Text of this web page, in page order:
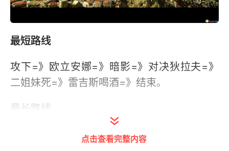
最短路线
攻下=》欧立安娜=》暗影=》对决狄拉夫=》
二姐妹死=》雷吉斯喝酒=》结束。
最长路线
攻下=》欧立安娜=》救出戴米恩=》跟雷吉斯
点击查看完整内容